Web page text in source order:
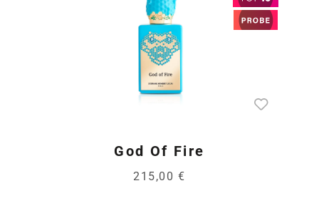
God Of Fire
215,00 €